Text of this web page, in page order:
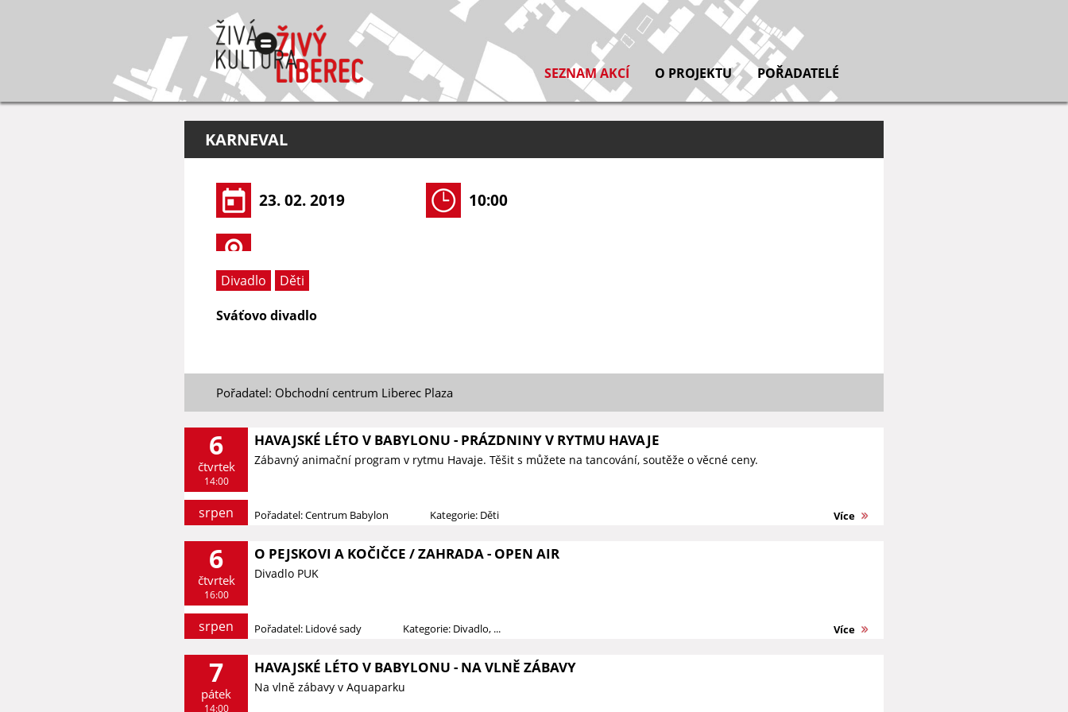
SEZNAM AKCÍ O PROJEKTU POŘADATELÉ
KARNEVAL
23. 02. 2019 10:00
Divadlo
Děti
Sváťovo divadlo
Pořadatel: Obchodní centrum Liberec Plaza
6
čtvrtek
14:00
srpen
HAVAJSKÉ LÉTO V BABYLONU - PRÁZDNINY V RYTMU HAVAJE
Zábavný animační program v rytmu Havaje. Těšit s můžete na tancování, soutěže o věcné ceny.
Pořadatel: Centrum Babylon Kategorie: Děti Více
6
čtvrtek
16:00
srpen
O PEJSKOVI A KOČIČCE / ZAHRADA - OPEN AIR
Divadlo PUK
Pořadatel: Lidové sady Kategorie: Divadlo, ... Více
7
pátek
14:00
HAVAJSKÉ LÉTO V BABYLONU - NA VLNĚ ZÁBAVY
Na vlně zábavy v Aquaparku